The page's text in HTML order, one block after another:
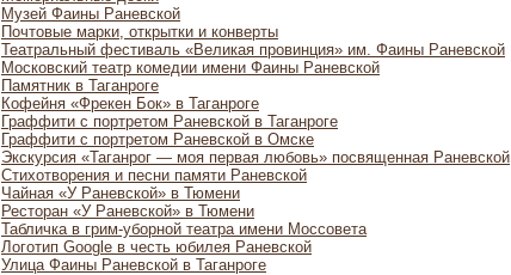
Музей Фаины Раневской
Почтовые марки, открытки и конверты
Театральный фестиваль «Великая провинция» им. Фаины Раневской
Московский театр комедии имени Фаины Раневской
Памятник в Таганроге
Кофейня «Фрекен Бок» в Таганроге
Граффити с портретом Раневской в Таганроге
Граффити с портретом Раневской в Омске
Экскурсия «Таганрог — моя первая любовь» посвященная Раневской
Стихотворения и песни памяти Раневской
Чайная «У Раневской» в Тюмени
Ресторан «У Раневской» в Тюмени
Табличка в грим-уборной театра имени Моссовета
Логотип Google в честь юбилея Раневской
Улица Фаины Раневской в Таганроге